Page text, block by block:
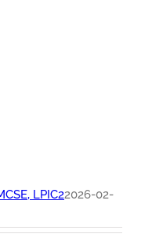
LPIC22026-02-